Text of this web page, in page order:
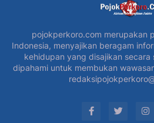
pojokperkoro.com merupakan
Indonesia, menyajikan beragam
kehidupan yang disajikan secara
dipahami untuk membukan